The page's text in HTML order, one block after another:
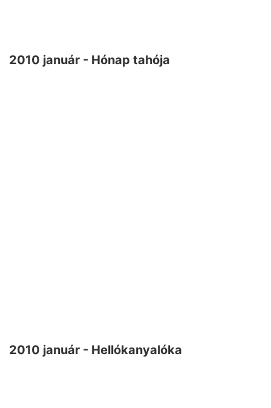
2010 január - Hónap tahója
2010 január - Hellókanyalóka